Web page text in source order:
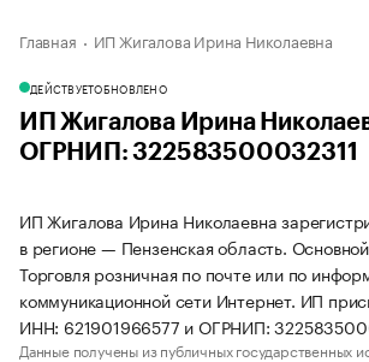
Главная ИП Жигалова Ирина Николаевна
ДЕЙСТВУЕТОБНОВЛЕНО
ИП Жигалова Ирина
ОГРНИП: 322583500032311
ИП Жигалова Ирина Николаевна
в регионе — Пензенская область.
Торговля розничная по почте или по
коммуникационной сети Интернет. ИП
ИНН: 621901966577 и ОГРНИП:
Данные получены из публичных государственных